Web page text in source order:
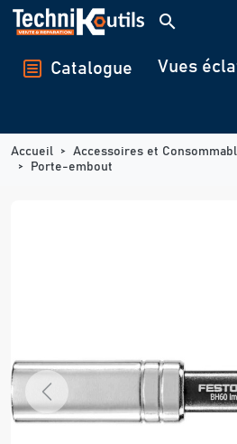
Panneau de gestion des cookies
search
Catalogue Vues
Accueil Accessoires et
Porte-embout
Previous